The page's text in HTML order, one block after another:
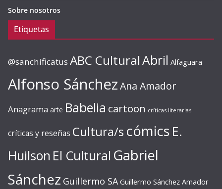
Sobre nosotros
Etiquetas
@sanchificatus ABC CulturalAbril Alfaguara
Alfonso SánchezAna Amador
Anagrama arte Babelia cartoon críticas literarias
críticas y reseñas Cultura/s cómics E.
Huilson El Cultural Gabriel
Sánchez Guillermo SA Guillermo Sánchez Amador